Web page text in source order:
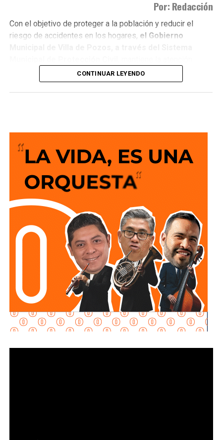
Por: Redacción
Con el objetivo de proteger a la población y reducir el
riesgo de accidentes en los hogares, el Gobierno
reportes por fugas de ga
que registra entre tres y cuatro intervenciones diarias en
distintos sectores del municipio.
60 servicios al mes relacionados con fugas de gas.
recibir un reporte, personal operativo y voluntario
debidamente capacitado acude al domicilio para
controlar la situación mediante el retiro del cilindro
dañado y la liberación segura del gas
eliminar cualquier ri esgo para las familias.
El funcionario señaló que, una vez concluido el
procedimiento,
el tanque es devuelto a su propietario
para que pueda acudir con la empresa distribuidora y
solicitar su reemplazo por un cilindro en óptimas
condiciones
CONTINUAR LEYENDO